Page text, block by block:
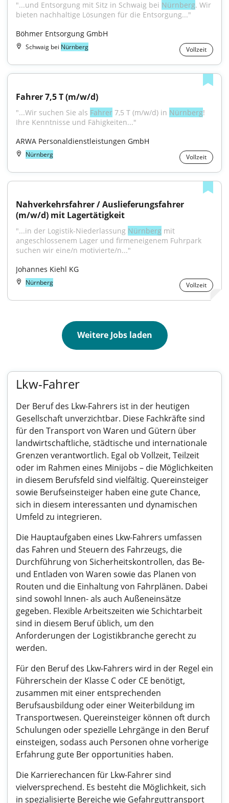
"...und Entsorgung mit Sitz in Schwaig bei Nürnberg. Wir
bieten nachhaltige Lösungen für die Entsorgung..."
Böhmer Entsorgung GmbH
Schwaig bei Nürnberg Vollzeit
Fahrer 7,5 T (m/w/d)
"...Wir suchen Sie als Fahrer 7,5 T (m/w/d) in Nürnberg!
Ihre Kenntnisse und Fähigkeiten..."
ARWA Personaldienstleistungen GmbH
Nürnberg Vollzeit
Nahverkehrsfahrer / Auslieferungsfahrer
(m/w/d) mit Lagertätigkeit
"...in der Logistik-Niederlassung Nürnberg mit
angeschlossenem Lager und firmeneigenem Fuhrpark
suchen wir eine/n motivierte/n..."
Johannes Kiehl KG
Nürnberg Vollzeit
Weitere Jobs laden
Lkw-Fahrer
Der Beruf des Lkw-Fahrers ist in der heutigen
Gesellschaft unverzichtbar. Diese Fachkräfte sind
für den Transport von Waren und Gütern über
landwirtschaftliche, städtische und internationale
Grenzen verantwortlich. Egal ob Vollzeit, Teilzeit
oder im Rahmen eines Minijobs – die Möglichkeiten
in diesem Berufsfeld sind vielfältig. Quereinsteiger
sowie Berufseinsteiger haben eine gute Chance,
sich in diesem interessanten und dynamischen
Umfeld zu integrieren.
Die Hauptaufgaben eines Lkw-Fahrers umfassen
das Fahren und Steuern des Fahrzeugs, die
Durchführung von Sicherheitskontrollen, das Be-
und Entladen von Waren sowie das Planen von
Routen und die Einhaltung von Fahrplänen. Dabei
sind sowohl Innen- als auch Außeneinsätze
gegeben. Flexible Arbeitszeiten wie Schichtarbeit
sind in diesem Beruf üblich, um den
Anforderungen der Logistikbranche gerecht zu
werden.
Für den Beruf des Lkw-Fahrers wird in der Regel ein
Führerschein der Klasse C oder CE benötigt,
zusammen mit einer entsprechenden
Berufsausbildung oder einer Weiterbildung im
Transportwesen. Quereinsteiger können oft durch
Schulungen oder spezielle Lehrgänge in den Beruf
einsteigen, sodass auch Personen ohne vorherige
Erfahrung gute Ber opportunities haben.
Die Karrierechancen für Lkw-Fahrer sind
vielversprechend. Es besteht die Möglichkeit, sich
in spezialisierte Bereiche wie Gefahrguttransport